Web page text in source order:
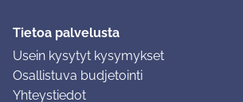
Tietoa palvelusta
Usein kysytyt kysymykset
Osallistuva budjetointi
Yhteystiedot